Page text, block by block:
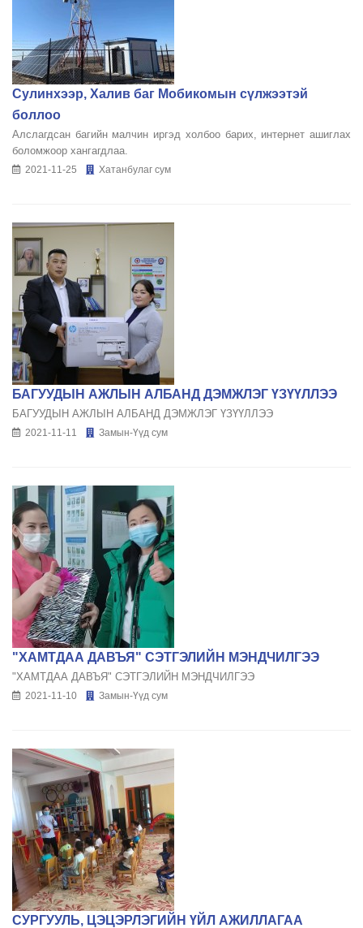
Сулинхээр, Халив баг Мобикомын сүлжээтэй
боллоо
Алслагдсан багийн малчин иргэд холбоо барих, интернет ашиглах
боломжоор хангагдлаа.
2021-11-25 Хатанбулаг сум
БАГУУДЫН АЖЛЫН АЛБАНД ДЭМЖЛЭГ ҮЗҮҮЛЛЭЭ
БАГУУДЫН АЖЛЫН АЛБАНД ДЭМЖЛЭГ ҮЗҮҮЛЛЭЭ
2021-11-11 Замын-Үүд сум
"ХАМТДАА ДАВЪЯ" СЭТГЭЛИЙН МЭНДЧИЛГЭЭ
"ХАМТДАА ДАВЪЯ" СЭТГЭЛИЙН МЭНДЧИЛГЭЭ
2021-11-10 Замын-Үүд сум
СУРГУУЛЬ, ЦЭЦЭРЛЭГИЙН ҮЙЛ АЖИЛЛАГАА